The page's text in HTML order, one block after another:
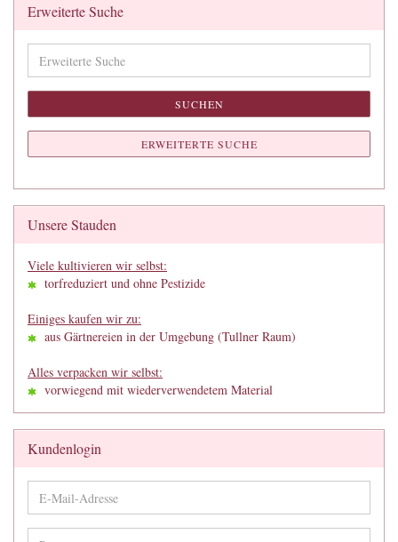
Erweiterte Suche
Suche
SUCHEN
ERWEITERTE SUCHE
Unsere Stauden
Viele kultivieren wir selbst:
torfreduziert und ohne Pestizide
Einiges kaufen wir zu:
aus Gärtnereien in der Umgebung (Tullner Raum)
Alles verpacken wir selbst:
vorwiegend mit wiederverwendetem Material
Kundenlogin
E-
Mail-
Adresse